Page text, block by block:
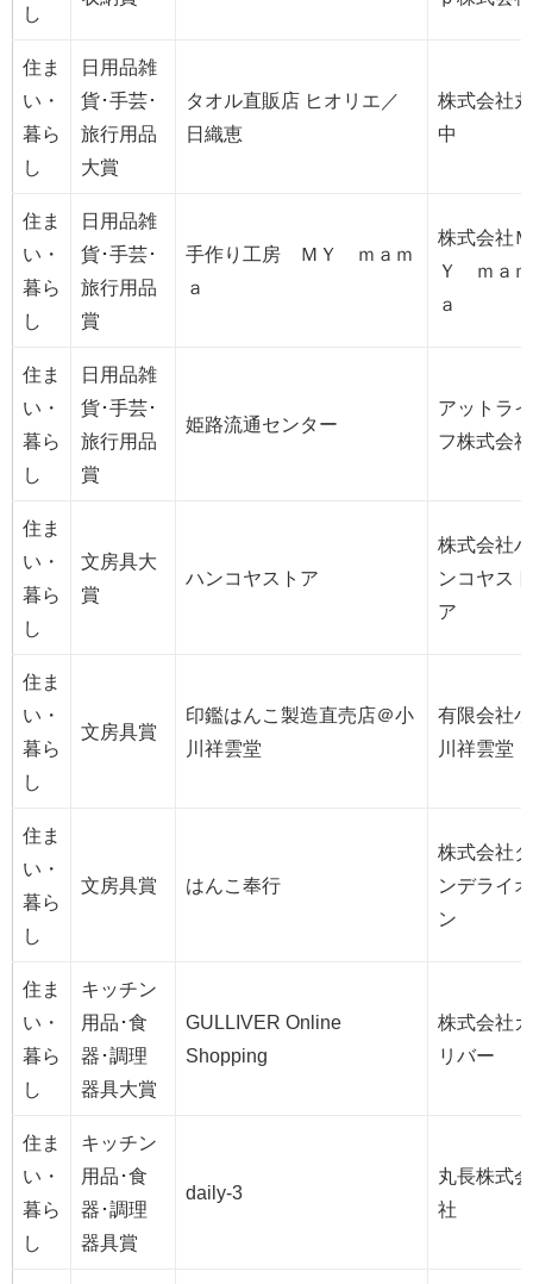
し
住ま
い・
暮ら
し
日用品雑
貨･手芸･
旅行用品
大賞
タオル直販店 ヒオリエ／
日織恵
株式会社丸
中
住ま
い・
暮ら
し
日用品雑
貨･手芸･
旅行用品
賞
手作り工房 ＭＹ ｍａｍ
ａ
株式会社Ｍ
Ｙ ｍａｍ
ａ
住ま
い・
暮ら
し
日用品雑
貨･手芸･
旅行用品
賞
姫路流通センター
アットライ
フ株式会社
住ま
い・
暮ら
し
文房具大
賞
ハンコヤストア
株式会社ハ
ンコヤスト
ア
住ま
い・
暮ら
し
文房具賞
印鑑はんこ製造直売店＠小
川祥雲堂
有限会社小
川祥雲堂
住ま
い・
暮ら
し
文房具賞 はんこ奉行
株式会社ダ
ンデライオ
ン
住ま
い・
暮ら
し
キッチン
用品･食
器･調理
器具大賞
GULLIVER Online
Shopping
株式会社ガ
リバー
住ま
い・
暮ら
し
キッチン
用品･食
器･調理
器具賞
daily-3
丸長株式会
社